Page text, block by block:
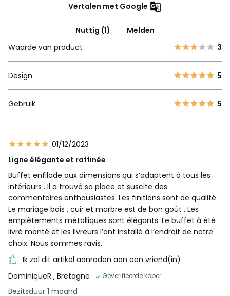
Vertalen met Google
Nuttig (1)
Melden
Waarde van product
3
Design 5
Gebruik 5
01/12/2023
Ligne élégante et raffinée
Buffet enfilade aux dimensions qui s’adaptent à tous les
intérieurs . Il a trouvé sa place et suscite des
commentaires enthousiastes. Les finitions sont de qualité.
Le mariage bois , cuir et marbre est de bon goût . Les
empiètements métalliques sont élégants. Le buffet à été
livré monté et les livreurs l’ont installé à l’endroit de notre
choix. Nous sommes ravis.
Ik zal dit artikel aanraden aan een vriend(in)
DominiqueR , Bretagne Geverifieerde koper
Bezitsduur 1 maand